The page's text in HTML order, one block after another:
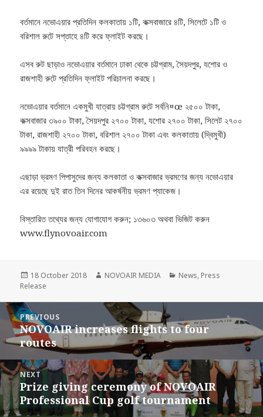
বর্তমানে নভোএয়ার প্রতিদিন কলকাতায় ১টি, কক্সবাজারে ৪টি, সিলেটে ১টি ও
বরিশাল রুটে সপ্তাহে ৪টি করে ফ্লাইট করছে।
এসব রুট ছাড়াও নভোএয়ার বর্তমানে ঢাকা থেকে চট্টগ্রাম, সৈয়দপুর, যশোর ও
রাজশাহী রুটে প্রতিদিন ফ্লাইট পরিচালনা করছে।
নভোএয়ার বর্তমানে একমুখী যাত্রায় চট্টগ্রাম রুটে সর্বনি¤œ ২৫০০ টাকা,
কক্সবাজার ৩৯০০ টাকা, সৈয়দপুর ২৭০০ টাকা, যশোর ২৭০০ টাকা, সিলেট ২৭০০
টাকা, রাজশাহী ২৭০০ টাকা, বরিশাল ২৭০০ টাকা এবং কলকাতায় (দ্বিমুখী)
৯৯৯৯ টাকায় যাত্রী পরিবহন করছে।
এছাড়া ভ্রমণ পিপাসুদের জন্য কলকাতা ও কক্সবাজার ভ্রমণের জন্য নভোএয়ার
এর রয়েছে দুই রাত তিন দিনের আকর্ষনীয় ভ্রমণ প্যাকেজ।
বিস্তারিত তথ্যের জন্য যোগাযোগ করুন; ১৩৬০৩ অথবা ভিজিট করুন
www.flynovoair.com
Posted
on
18 October 2018 Author
NOVOAIR MEDIA Categories
News, Press
Release
Post
navigation
PREVIOUS
Previous
post:
NOVOAIR increases flights to four
routes
NEXT
Next
post:
Prize giving ceremony of NOVOAIR
Professional Cup golf tournament